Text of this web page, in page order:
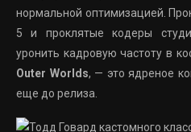
нормальной оптимизацией.
5 и проклятые кодеры
уронить кадровую частоту в
Outer Worlds, — это ядреное
еще до релиза.